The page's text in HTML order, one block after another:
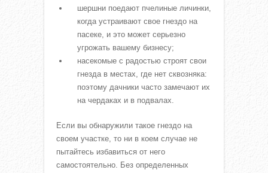
шершни поедают пчелиные личинки,
когда устраивают свое гнездо на
пасеке, и это может серьезно
угрожать вашему бизнесу;
насекомые с радостью строят свои
гнезда в местах, где нет сквозняка:
поэтому дачники часто замечают их
на чердаках и в подвалах.
Если вы обнаружили такое гнездо на
своем участке, то ни в коем случае не
пытайтесь избавиться от него
самостоятельно. Без определенных